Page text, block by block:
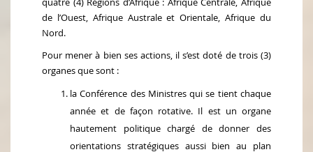
de l’Ouest, Afrique Australe et Orientale, Afrique du
Nord.
Pour mener à bien ses actions, il s’est doté de trois (3)
organes que sont :
la Conférence des Ministres qui se tient chaque
année et de façon rotative. Il est un organe
hautement politique chargé de donner des
orientations stratégiques aussi bien au plan